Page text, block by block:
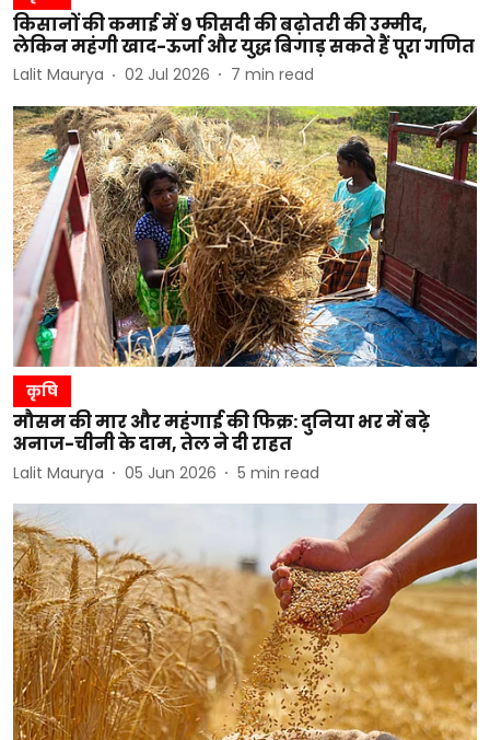
किसानों की कमाई में 9 फीसदी की बढ़ोतरी की उम्मीद,
लेकिन महंगी खाद-ऊर्जा और युद्ध बिगाड़ सकते हैं पूरा गणित
Lalit Maurya 02 Jul 2026 7 min read
कृषि
मौसम की मार और महंगाई की फिक्र: दुनिया भर में बढ़े
अनाज-चीनी के दाम, तेल ने दी राहत
Lalit Maurya 05 Jun 2026 5 min read